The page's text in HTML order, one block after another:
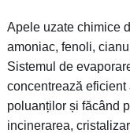
Apele uzate chimice
amoniac, fenoli,
Sistemul de
concentrează
poluanților și făcând
incinerarea,